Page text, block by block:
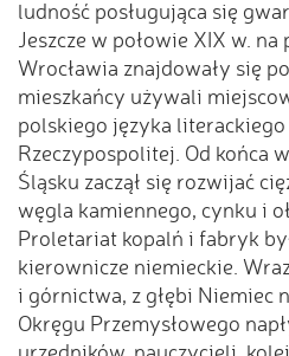
ludność posługująca się
Jeszcze w połowie XIX w.
Wrocławia znajdowały się
mieszkańcy używali
polskiego języka
Rzeczypospolitej. Od końca
Śląsku zaczął się rozwijać
węgla kamiennego, cynku i
Proletariat kopalń i fabryk
kierownicze niemieckie.
i górnictwa, z głębi Niemiec
Okręgu Przemysłowego